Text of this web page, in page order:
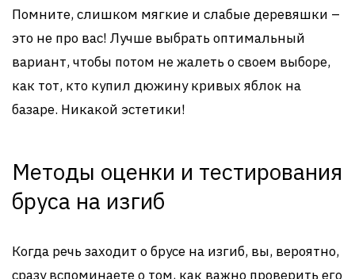
Помните, слишком мягкие и слабые деревяшки –
это не про вас! Лучше выбрать оптимальный
вариант, чтобы потом не жалеть о своем выборе,
как тот, кто купил дюжину кривых яблок на
базаре. Никакой эстетики!
Методы оценки и тестирования
бруса на изгиб
Когда речь заходит о брусе на изгиб, вы, вероятно,
сразу вспоминаете о том, как важно проверить его